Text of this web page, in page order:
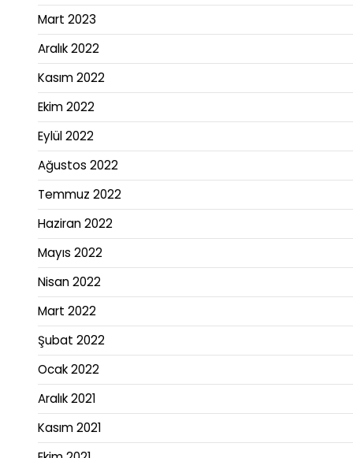
Mart 2023
Aralık 2022
Kasım 2022
Ekim 2022
Eylül 2022
Ağustos 2022
Temmuz 2022
Haziran 2022
Mayıs 2022
Nisan 2022
Mart 2022
Şubat 2022
Ocak 2022
Aralık 2021
Kasım 2021